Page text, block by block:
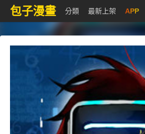
包子漫畫 分類 最新上架 APP